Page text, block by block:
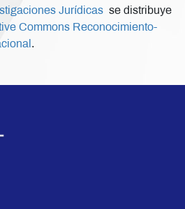
Jurídicas se distribuye
Commons Reconocimiento-
.